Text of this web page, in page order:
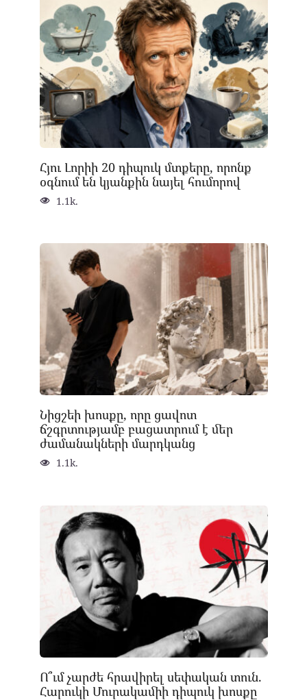
Հյու Լորիի 20 դիպուկ մտքերը, որոնք
օգնում են կյանքին նայել հումորով
1.1k.
Նիցշեի խոսքը, որը ցավոտ
ճշգրտությամբ բացատրում է մեր
ժամանակների մարդկանց
1.1k.
Ո՞ւմ չարժե հրավիրել սեփական տուն.
Հարուկի Մուրակամիի դիպուկ խոսքը